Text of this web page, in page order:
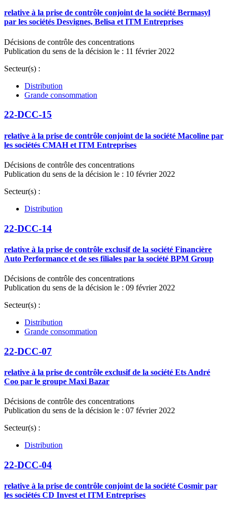
relative à la prise de contrôle conjoint de la société Bermasyl
par les sociétés Desvignes, Belisa et ITM Entreprises
Décisions de contrôle des concentrations
Publication du sens de la décision le : 11 février 2022
Secteur(s) :
Distribution
Grande consommation
22-DCC-15
relative à la prise de contrôle conjoint de la société Macoline par
les sociétés CMAH et ITM Entreprises
Décisions de contrôle des concentrations
Publication du sens de la décision le : 10 février 2022
Secteur(s) :
Distribution
22-DCC-14
relative à la prise de contrôle exclusif de la société Financière
Auto Performance et de ses filiales par la société BPM Group
Décisions de contrôle des concentrations
Publication du sens de la décision le : 09 février 2022
Secteur(s) :
Distribution
Grande consommation
22-DCC-07
relative à la prise de contrôle exclusif de la société Ets André
Coo par le groupe Maxi Bazar
Décisions de contrôle des concentrations
Publication du sens de la décision le : 07 février 2022
Secteur(s) :
Distribution
22-DCC-04
relative à la prise de contrôle conjoint de la société Cosmir par
les sociétés CD Invest et ITM Entreprises